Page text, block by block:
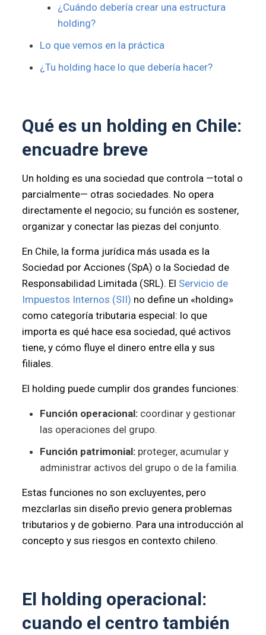
¿Cuándo debería crear una estructura
holding?
Lo que vemos en la práctica
¿Tu holding hace lo que debería hacer?
Qué es un holding en Chile:
encuadre breve
Un holding es una sociedad que controla —total o
parcialmente— otras sociedades. No opera
directamente el negocio; su función es sostener,
organizar y conectar las piezas del conjunto.
En Chile, la forma jurídica más usada es la
Sociedad por Acciones (SpA) o la Sociedad de
Responsabilidad Limitada (SRL). El Servicio de
Impuestos Internos (SII) no define un «holding»
como categoría tributaria especial: lo que
importa es qué hace esa sociedad, qué activos
tiene, y cómo fluye el dinero entre ella y sus
filiales.
El holding puede cumplir dos grandes funciones:
Función operacional:coordinar y gestionar
las operaciones del grupo.
Función patrimonial:proteger, acumular y
administrar activos del grupo o de la familia.
Estas funciones no son excluyentes, pero
mezclarlas sin diseño previo genera problemas
tributarios y de gobierno. Para una introducción al
concepto y sus riesgos en contexto chileno.
El holding operacional:
cuando el centro también